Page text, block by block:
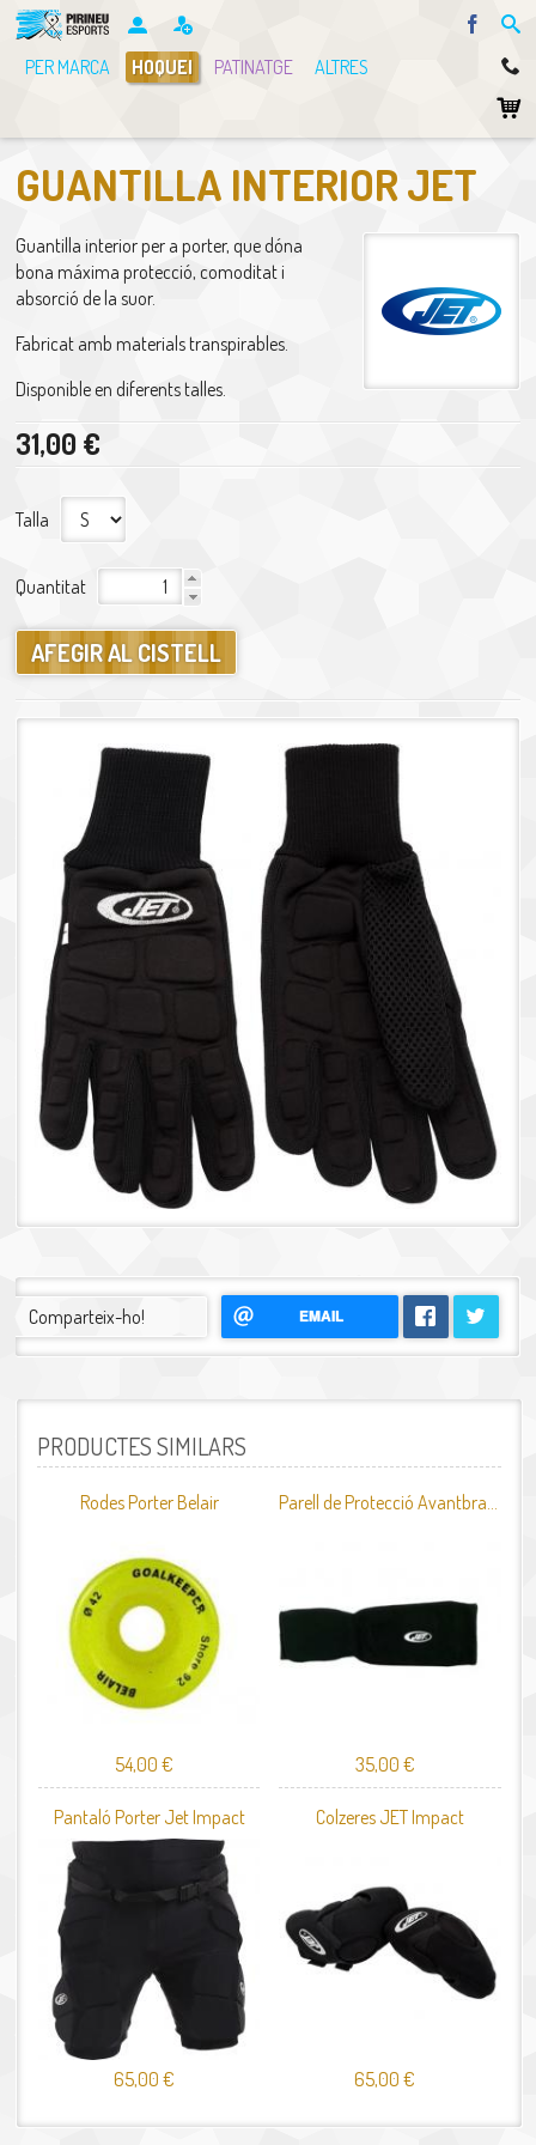
PER MARCA
HOQUEI PATINATGE ALTRES
GUANTILLA INTERIOR JET
Guantilla interior per a porter, que dóna
bona máxima protecció, comoditat i
absorció de la suor.
Fabricat amb materials transpirables.
Disponible en diferents talles.
31,00 €
Talla
Quantitat
Comparteix-ho! EMAIL
PRODUCTES SIMILARS
Rodes Porter Belair
54,00 € 35,00 €
Pantaló Porter Jet Impact
65,00 €
Colzeres JET Impact
65,00 €